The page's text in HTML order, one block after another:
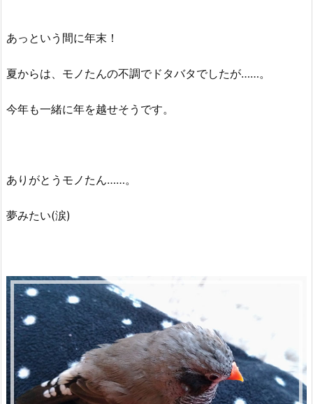
あっという間に年末！
夏からは、モノたんの不調でドタバタでしたが……。
今年も一緒に年を越せそうです。
ありがとうモノたん……。
夢みたい(涙)